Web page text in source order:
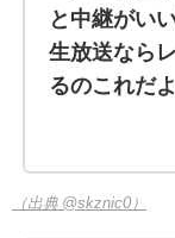
と中継がい
生放送なら
るのこれだ
（出典 @skznic0）